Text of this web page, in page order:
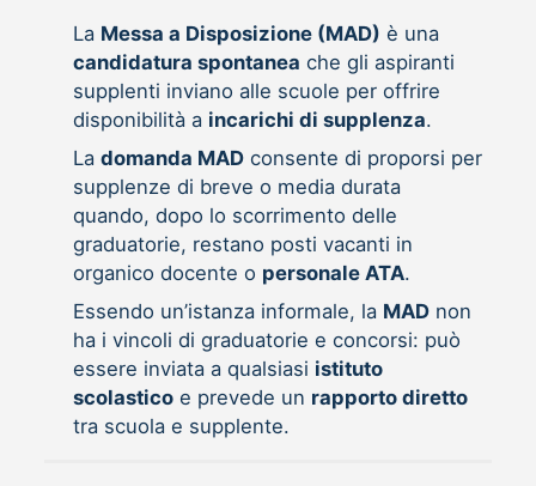
La Messa a Disposizione (MAD) è una
candidatura spontanea che gli aspiranti
supplenti inviano alle scuole per offrire
disponibilità a incarichi di supplenza.
La domanda MADconsente di proporsi per
supplenze di breve o media durata
quando, dopo lo scorrimento delle
graduatorie, restano posti vacanti in
organico docente o personale ATA.
Essendo un’istanza informale, la MADnon
ha i vincoli di graduatorie e concorsi: può
essere inviata a qualsiasi istituto
scolasticoe prevede un rapporto diretto
tra scuola e supplente.